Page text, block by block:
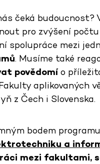
čeká
pro zvýšení
spolupráce mezi
. Musíme také
povědomío
aplikovaných
z Čech i Slovenska.
bodem
a
mezi fakultami,